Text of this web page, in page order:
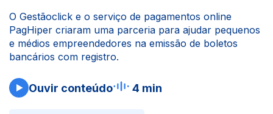
O Gestãoclick e o serviço de pagamentos online
PagHiper criaram uma parceria para ajudar pequenos
e médios empreendedores na emissão de boletos
bancários com registro.
Ouvir conteúdo 4 min